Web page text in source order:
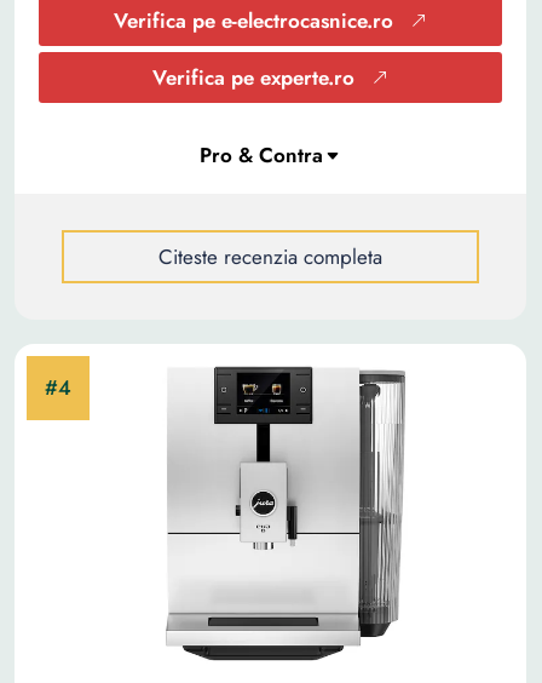
Verifica pe e-electrocasnice.ro
Verifica pe experte.ro
Citeste recenzia completa